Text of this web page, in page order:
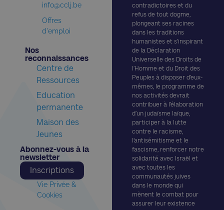
contradictoires et du
refus de tout dogme,
plongeant ses racines
dans les traditions
humanistes et s’inspirant
de la Déclaration
Universelle des Droits de
l’Homme et du Droit des
Peuples à disposer d’eux-
mêmes, le programme de
nos activités devrait
contribuer à l’élaboration
d’un judaïsme laïque,
participer à la lutte
contre le racisme,
l’antisémitisme et le
fascisme, renforcer notre
solidarité avec Israël et
avec toutes les
communautés juives
dans le monde qui
mènent le combat pour
assurer leur existence
info@cclj.be
Offres
d'emploi
Nos
reconnaissances​
Centre de
Ressources
Education
permanente
Maison des
Jeunes
Abonnez-vous à la
newsletter​
Inscriptions
Vie Privée &
Cookies